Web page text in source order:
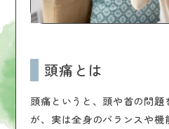
頭痛とは
頭痛というと、頭や首の問題
が、実は全身のバランスや機